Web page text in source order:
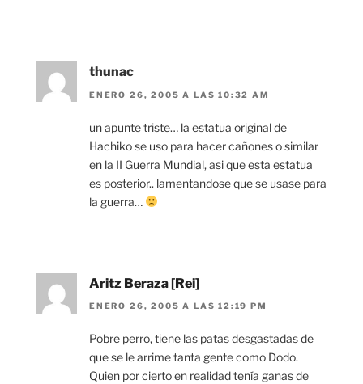
thunac
ENERO 26, 2005 A LAS 10:32 AM
un apunte triste… la estatua original de
Hachiko se uso para hacer cañones o similar
en la II Guerra Mundial, asi que esta estatua
es posterior.. lamentandose que se usase para
la guerra…
Aritz Beraza [Rei]
ENERO 26, 2005 A LAS 12:19 PM
Pobre perro, tiene las patas desgastadas de
que se le arrime tanta gente como Dodo.
Quien por cierto en realidad tenía ganas de